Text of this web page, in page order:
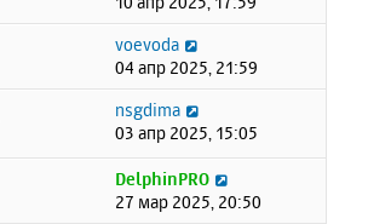
voevoda
04 апр 2025, 21:59
nsgdima
03 апр 2025, 15:05
DelphinPRO
27 мар 2025, 20:50